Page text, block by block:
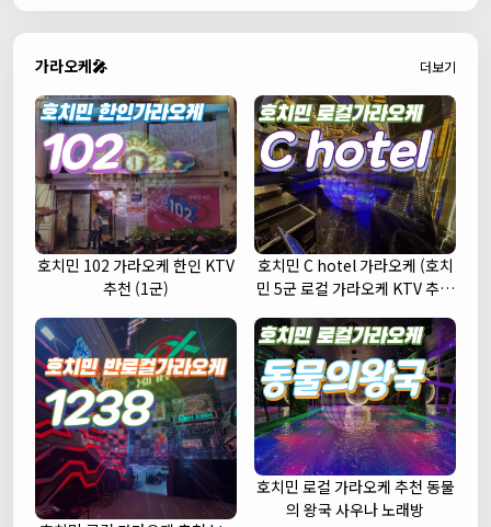
가라오케🎤 더보기
호치민 102 가라오케 한인 KTV
추천 (1군)
호치민 C hotel 가라오케 (호치
민 5군 로컬 가라오케 KTV 추천
호치민 로컬 가라오케 추천 동물
의 왕국 사우나 노래방